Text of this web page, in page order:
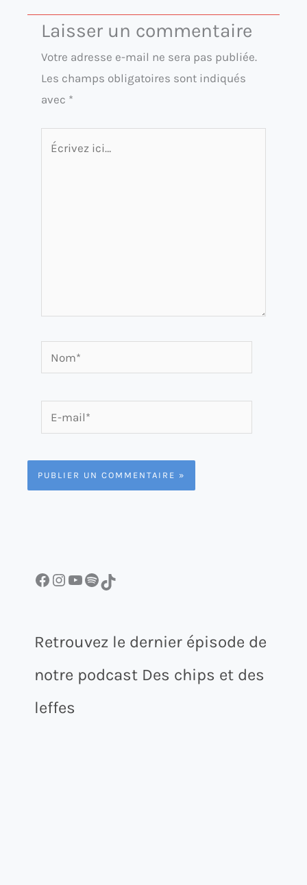
Laisser un commentaire
Votre adresse e-mail ne sera pas publiée.
Les champs obligatoires sont indiqués
avec *
mail*
Facebook InstagramYouTube Spotify TikTok
Retrouvez le dernier épisode de
notre podcast Des chips et des
leffes